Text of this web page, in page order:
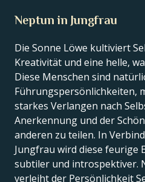
Neptun in Jungfrau
Die Sonne Löwe kultiviert
Kreativität und eine helle,
Diese Menschen sind
Führungspersönlichkeiten,
starkes Verlangen nach
Anerkennung und der
anderen zu teilen. In
Jungfrau wird diese feurige
subtiler und introspektiver.
verleiht der Persönlichkeit